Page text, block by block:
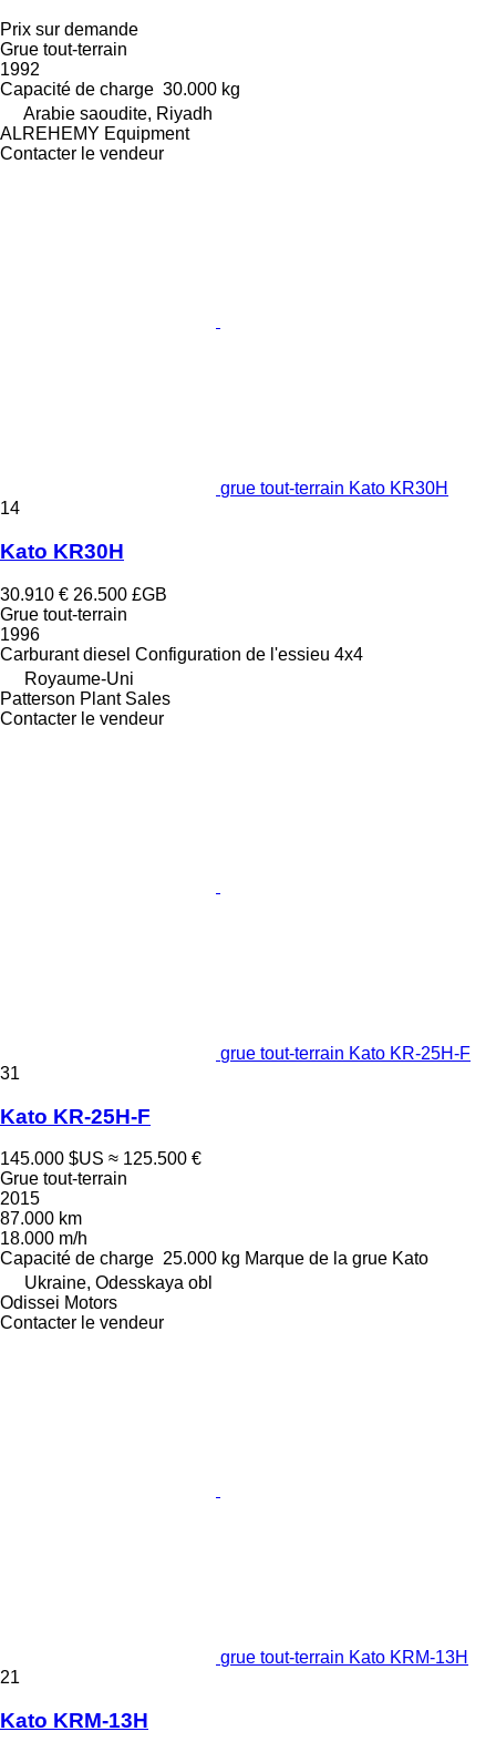
Prix sur demande
Grue tout-terrain
1992
Capacité de charge 30.000 kg
Arabie saoudite, Riyadh
ALREHEMY Equipment
Contacter le vendeur
grue tout-terrain Kato KR30H
14
Kato KR30H
30.910 € 26.500 £GB
Grue tout-terrain
1996
Carburant diesel Configuration de l'essieu 4x4
Royaume-Uni
Patterson Plant Sales
Contacter le vendeur
grue tout-terrain Kato KR-25H-F
31
Kato KR-25H-F
145.000 $US ≈ 125.500 €
Grue tout-terrain
2015
87.000 km
18.000 m/h
Capacité de charge 25.000 kg Marque de la grue Kato
Ukraine, Odesskaya obl
Odissei Motors
Contacter le vendeur
grue tout-terrain Kato KRM-13H
21
Kato KRM-13H